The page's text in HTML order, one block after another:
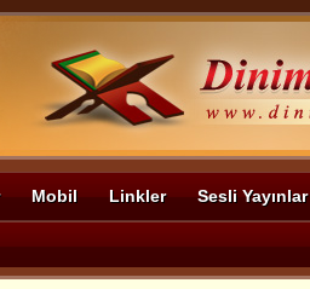
Mobil Linkler Sesli Yayınlar